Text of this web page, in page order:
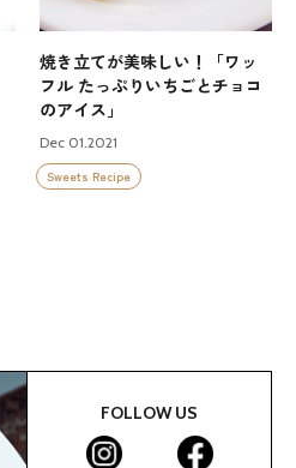
焼き立てが美味しい！「ワッ
フル たっぷりいちごとチョコ
のアイス」
Dec 01.2021
Sweets Recipe
FOLLOW US